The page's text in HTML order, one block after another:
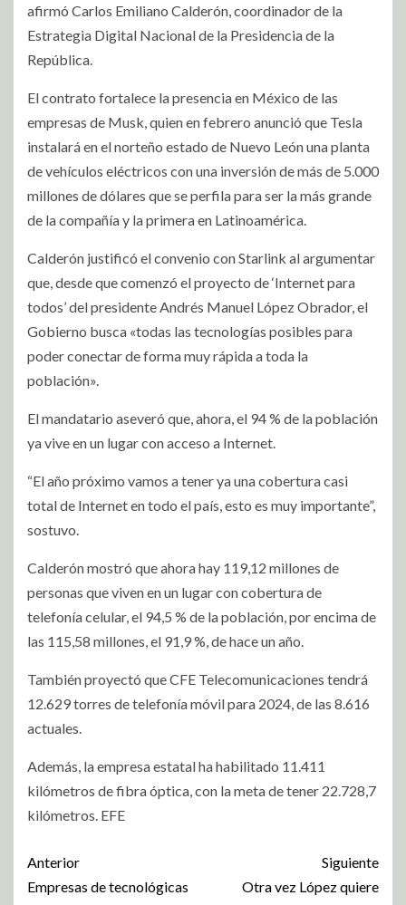
afirmó Carlos Emiliano Calderón, coordinador de la
Estrategia Digital Nacional de la Presidencia de la
República.
El contrato fortalece la presencia en México de las
empresas de Musk, quien en febrero anunció que Tesla
instalará en el norteño estado de Nuevo León una planta
de vehículos eléctricos con una inversión de más de 5.000
millones de dólares que se perfila para ser la más grande
de la compañía y la primera en Latinoamérica.
Calderón justificó el convenio con Starlink al argumentar
que, desde que comenzó el proyecto de ‘Internet para
todos’ del presidente Andrés Manuel López Obrador, el
Gobierno busca «todas las tecnologías posibles para
poder conectar de forma muy rápida a toda la
población».
El mandatario aseveró que, ahora, el 94 % de la población
ya vive en un lugar con acceso a Internet.
“El año próximo vamos a tener ya una cobertura casi
total de Internet en todo el país, esto es muy importante”,
sostuvo.
Calderón mostró que ahora hay 119,12 millones de
personas que viven en un lugar con cobertura de
telefonía celular, el 94,5 % de la población, por encima de
las 115,58 millones, el 91,9 %, de hace un año.
También proyectó que CFE Telecomunicaciones tendrá
12.629 torres de telefonía móvil para 2024, de las 8.616
actuales.
Además, la empresa estatal ha habilitado 11.411
kilómetros de fibra óptica, con la meta de tener 22.728,7
kilómetros. EFE
Anterior
Empresas de tecnológicas
Siguiente
Otra vez López quiere